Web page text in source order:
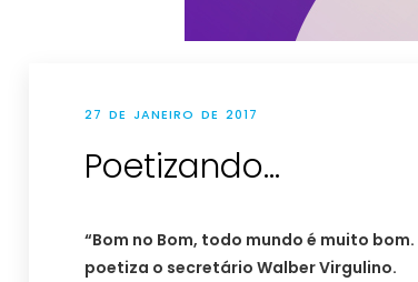
27 DE JANEIRO DE 2017
Poetizando…
“Bom no Bom, todo mundo é muito
poetiza o secretário Walber Virgulino.